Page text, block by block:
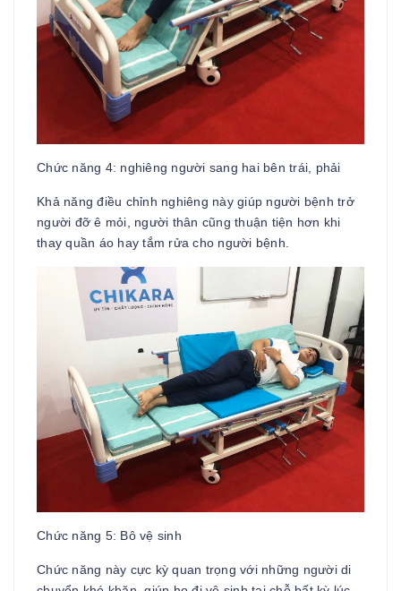
Chức năng 4: nghiêng người sang hai bên trái, phải
Khả năng điều chỉnh nghiêng này giúp người bệnh trở
người đỡ ê mỏi, người thân cũng thuận tiện hơn khi
thay quần áo hay tắm rửa cho người bệnh.
Chức năng 5: Bô vệ sinh
Chức năng này cực kỳ quan trọng với những người di